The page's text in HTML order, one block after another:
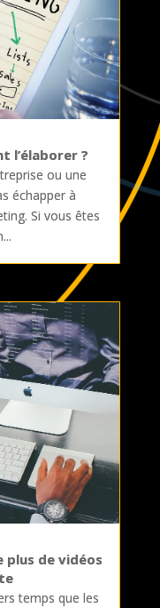
l’élaborer ?
ou une
échapper à
Si vous êtes
plus de vidéos
temps que les